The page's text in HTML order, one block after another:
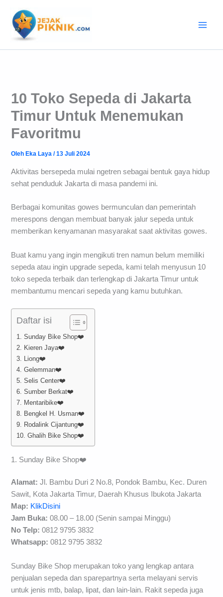
konten
10 Toko Sepeda di Jakarta
Timur Untuk Menemukan
Favoritmu
Oleh Eka Laya/13 Juli 2024
Aktivitas bersepeda mulai ngetren sebagai bentuk gaya hidup
sehat penduduk Jakarta di masa pandemi ini.
Berbagai komunitas gowes bermunculan dan pemerintah
merespons dengan membuat banyak jalur sepeda untuk
memberikan kenyamanan masyarakat saat aktivitas gowes.
Buat kamu yang ingin mengikuti tren namun belum memiliki
sepeda atau ingin upgrade sepeda, kami telah menyusun 10
toko sepeda terbaik dan terlengkap di Jakarta Timur untuk
membantumu mencari sepeda yang kamu butuhkan.
Daftar isi
1. Sunday Bike Shop❤️
2. Kieren Jaya❤️
3. Liong❤️
4. Gelemman❤️
5. Selis Center❤️
6. Sumber Berkat❤️
7. Mentaribike❤️
8. Bengkel H. Usman❤️
9. Rodalink Cijantung❤️
10. Ghalih Bike Shop❤️
1. Sunday Bike Shop❤️
Alamat: Jl. Bambu Duri 2 No.8, Pondok Bambu, Kec. Duren
Sawit, Kota Jakarta Timur, Daerah Khusus Ibukota Jakarta
Map: KlikDisini
Jam Buka: 08.00 – 18.00 (Senin sampai Minggu)
No Telp: 0812 9795 3832
Whatsapp: 0812 9795 3832
Sunday Bike Shop merupakan toko yang lengkap antara
penjualan sepeda dan sparepartnya serta melayani servis
untuk jenis mtb, balap, lipat, dan lain-lain. Rakit sepeda juga